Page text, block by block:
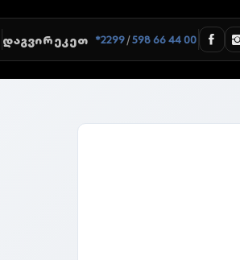
ᲓᲐᲒᲕᲘᲠᲔᲙᲔᲗ *2299/598 66 44 00